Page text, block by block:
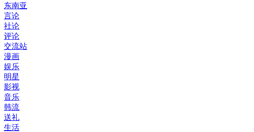
东南亚
言论
社论
评论
交流站
漫画
娱乐
明星
影视
音乐
韩流
送礼
生活